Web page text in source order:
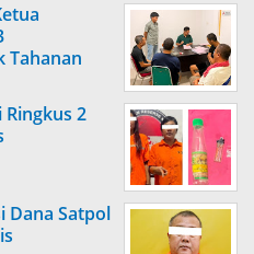
Tahanan
Ringkus 2
Dana Satpol